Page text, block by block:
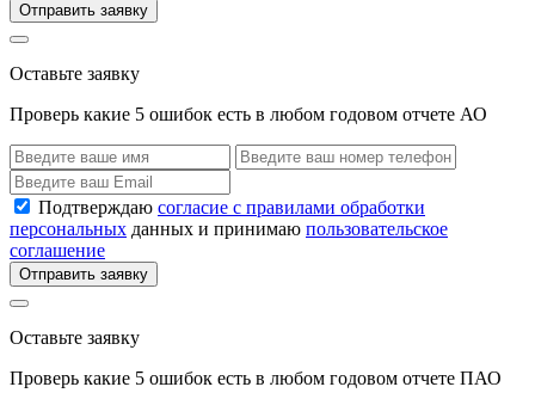
Отправить заявку
Оставьте заявку
Проверь какие 5 ошибок есть в любом годовом отчете АО
Подтверждаю согласие с правилами обработки
персональных данных и принимаю пользовательское
соглашение
Отправить заявку
Оставьте заявку
Проверь какие 5 ошибок есть в любом годовом отчете ПАО